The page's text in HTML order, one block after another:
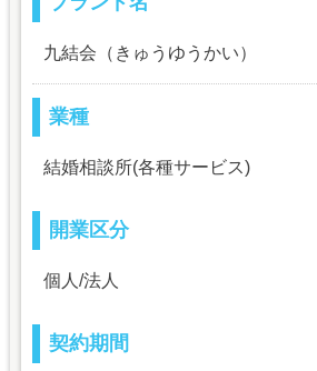
九結会（きゅうゆうかい）
業種
結婚相談所(各種サービス)
開業区分
個人/法人
契約期間